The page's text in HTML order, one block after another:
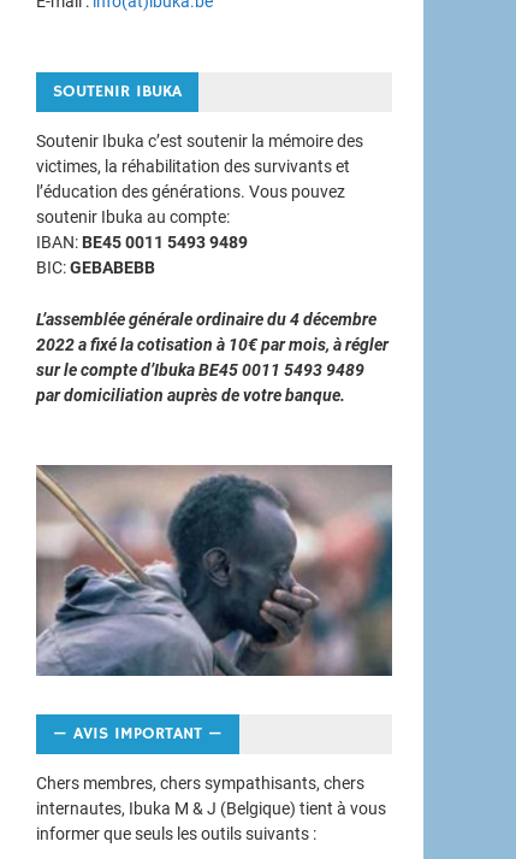
SOUTENIR IBUKA
Soutenir Ibuka c’est soutenir la mémoire des
victimes, la réhabilitation des survivants et
l’éducation des générations. Vous pouvez
soutenir Ibuka au compte:
IBAN: BE45 0011 5493 9489
BIC:GEBABEBB
L’assemblée générale ordinaire du 4 décembre
2022 a fixé la cotisation à 10€ par mois, à régler
sur le compte d’Ibuka BE45 0011 5493 9489
par domiciliation auprès de votre banque.
— AVIS IMPORTANT —
Chers membres, chers sympathisants, chers
internautes, Ibuka M & J (Belgique) tient à vous
informer que seuls les outils suivants :